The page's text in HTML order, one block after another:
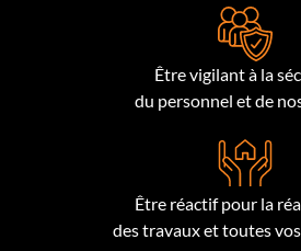
Être vigilant à la
du personnel et de
Être réactif pour la
des travaux et toutes